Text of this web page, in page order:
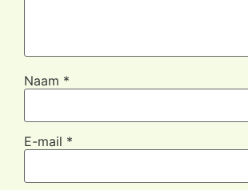
Naam *
E-mail *